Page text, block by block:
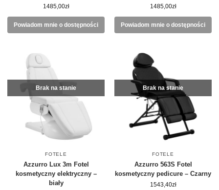
1485,00zł
Powiadom mnie o dostępności
1485,00zł
Powiadom mnie o dostępności
Brak na stanie
FOTELE
Azzurro Lux 3m Fotel
kosmetyczny elektryczny –
biały
Brak na stanie
FOTELE
Azzurro 563S Fotel
kosmetyczny pedicure – Czarny
1543,40zł